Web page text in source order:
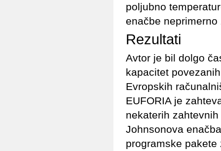
poljubno
enačbe
Rezultati
Avtor je bil dolgo
kapacitet
Evropskih
EUFORIA je
nekaterih
Johnsonova
programske